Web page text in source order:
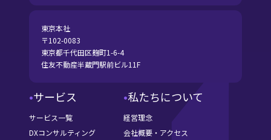
東京本社
〒102-0083
東京都千代田区麹町1-6-4
住友不動産半蔵門駅前ビル11F
サービス
サービス一覧
DXコンサルティング
私たちについて
経営理念
会社概要・アクセス